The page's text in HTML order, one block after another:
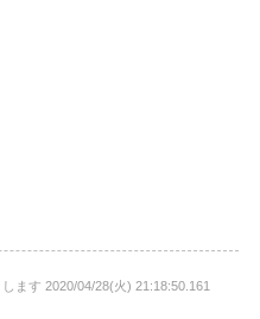
ます 2020/04/28(火) 21:18:50.161